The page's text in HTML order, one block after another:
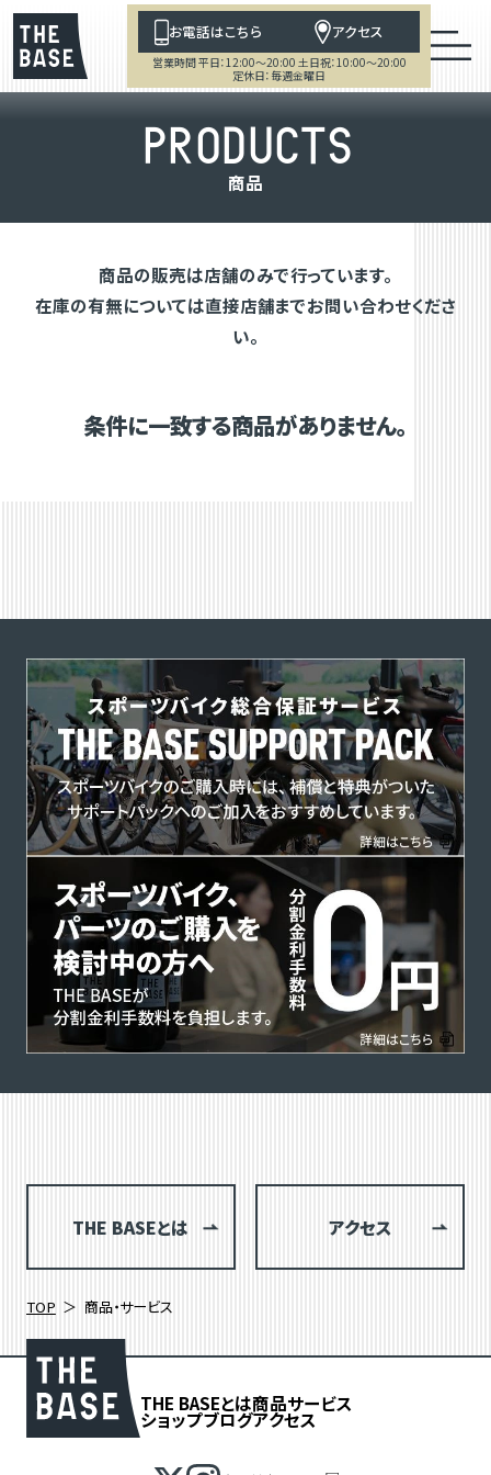
お電話はこちら アクセス
営業時間 平日：12:00～20:00 土日祝：10:00～20:00
定休日：毎週金曜日
PRODUCTS
商品
商品の販売は店舗のみで行っています。
在庫の有無については直接店舗までお問い合わせくださ
い。
条件に一致する商品がありません。
THE BASEとは アクセス
TOP 商品・サービス
THE BASEとは商品サービス
ショップブログアクセス